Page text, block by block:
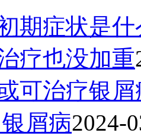
期症状是什
疗也没加重
可治疗银屑
屑病2024-